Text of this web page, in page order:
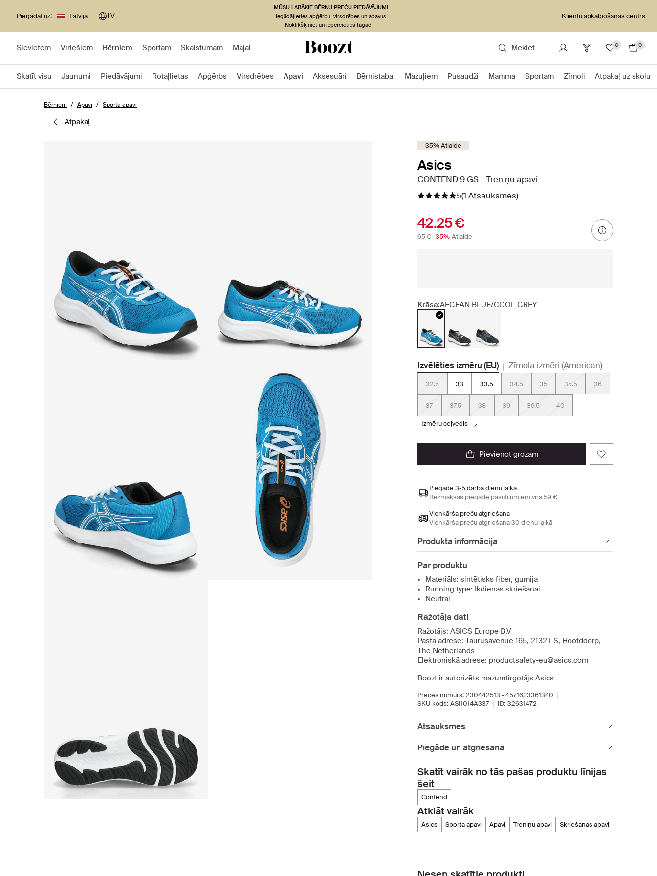
Piegādāt uz: Latvija LV
MŪSU LABĀKIE BĒRNU PREČU PIEDĀVĀJUMI
Iegādājieties apģērbu, virsdrēbes un apavus
Noklikšķiniet un iepērcieties tagad→
Klientu apkalpošanas centrs
Sievietēm Vīriešiem Bērniem Sportam Skaistumam Mājai Meklēt 0 0
Skatīt visu Jaunumi Piedāvājumi Rotaļlietas Apģērbs Virsdrēbes Apavi Aksesuāri Bērnistabai Mazuļiem Pusaudži Mamma Sportam Zīmoli Atpakaļ uz skolu
Bērniem Apavi Sporta apavi
atpakaļ
35% Atlaide
Asics
CONTEND 9 GS - Treniņu apavi
5(1 Atsauksmes)
42.25 €
65 € -35% Atlaide
Krāsa:AEGEAN BLUE/COOL GREY
Izvēlēties izmēru (EU) | Zīmola izmēri (American)
32.5 33 33.5 34.5 35 35.5 36
37 37.5 38 39 39.5 40
izmēru ceļvedis
pievienot grozam
Piegāde 3-5 darba dienu laikā
Bezmaksas piegāde pasūtījumiem virs 59 €
Vienkārša preču atgriešana
Vienkārša preču atgriešana 30 dienu laikā
Produkta informācija
Par produktu
Materiāls: sintētisks fiber, gumija
Running type: Ikdienas skriešanai
Neutral
Ražotāja dati
Ražotājs: ASICS Europe B.V
Pasta adrese: Taurusavenue 165, 2132 LS, Hoofddorp,
The Netherlands
Elektroniskā adrese: productsafety-eu@asics.com
Boozt ir autorizēts mazumtirgotājs Asics
Preces numurs: 230442513 - 4571633361340
SKU kods: ASI1014A337 ID: 32631472
Atsauksmes
Piegāde un atgriešana
Skatīt vairāk no tās pašas produktu līnijas
šeit
contend
Atklāt vairāk
asics sporta apavi apavi treniņu apavi skriešanas apavi